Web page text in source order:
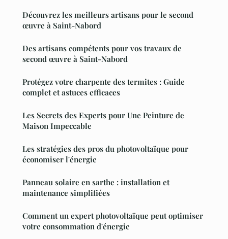
Découvrez les meilleurs artisans pour le second
œuvre à Saint-Nabord
Des artisans compétents pour vos travaux de
second œuvre à Saint-Nabord
Protégez votre charpente des termites : Guide
complet et astuces efficaces
Les Secrets des Experts pour Une Peinture de
Maison Impeccable
Les stratégies des pros du photovoltaïque pour
économiser l'énergie
Panneau solaire en sarthe : installation et
maintenance simplifiées
Comment un expert photovoltaïque peut optimiser
votre consommation d'énergie